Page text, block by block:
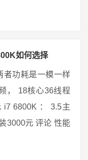
如何选择
者功耗是一模一样
， 18核心36线程
i7 6800K ： 3.5主
3000元 评论 性能